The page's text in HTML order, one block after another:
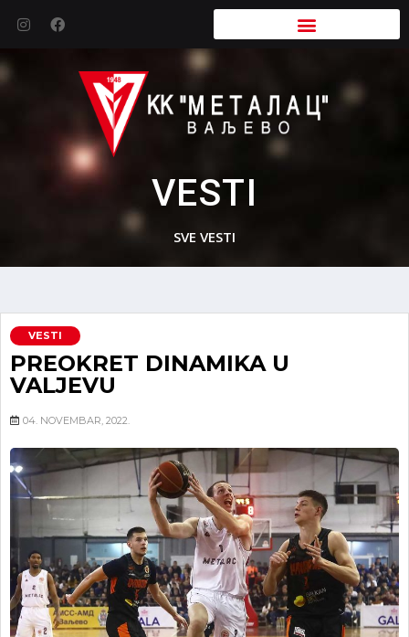
VESTI
SVE VESTI
VESTI
PREOKRET DINAMIKA U
VALJEVU
04. NOVEMBAR, 2022.